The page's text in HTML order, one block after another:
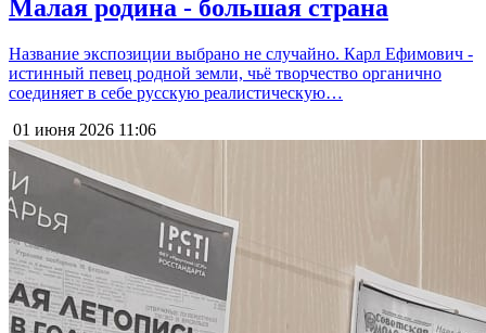
Малая родина - большая страна
Название экспозиции выбрано не случайно. Карл Ефимович -
истинный певец родной земли, чьё творчество органично
соединяет в себе русскую реалистическую…
01 июня 2026 11:06